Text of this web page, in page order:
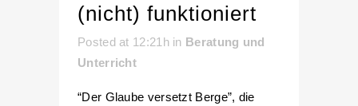
(nicht) funktioniert
Posted at 12:21hin Beratung und
Unterricht
“Der Glaube versetzt Berge”, die